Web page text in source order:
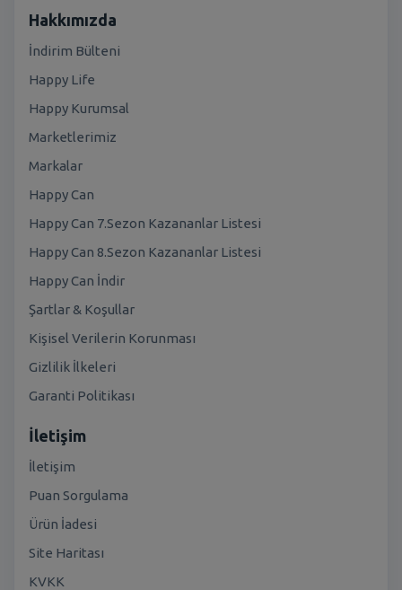
Hakkımızda
İndirim Bülteni
Happy Life
Happy Kurumsal
Marketlerimiz
Markalar
Happy Can
Happy Can 7.Sezon Kazananlar Listesi
Happy Can 8.Sezon Kazananlar Listesi
Happy Can İndir
Şartlar & Koşullar
Kişisel Verilerin Korunması
Gizlilik İlkeleri
Garanti Politikası
İletişim
İletişim
Puan Sorgulama
Ürün İadesi
Site Haritası
KVKK